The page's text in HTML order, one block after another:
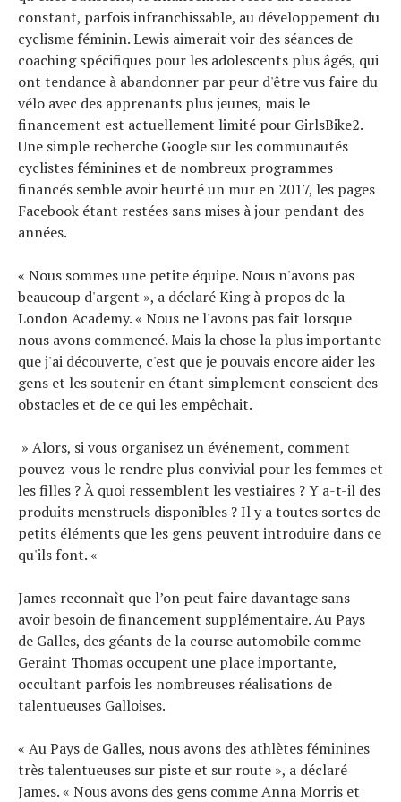
constant, parfois infranchissable, au développement du
cyclisme féminin. Lewis aimerait voir des séances de
coaching spécifiques pour les adolescents plus âgés, qui
ont tendance à abandonner par peur d'être vus faire du
vélo avec des apprenants plus jeunes, mais le
financement est actuellement limité pour GirlsBike2.
Une simple recherche Google sur les communautés
cyclistes féminines et de nombreux programmes
financés semble avoir heurté un mur en 2017, les pages
Facebook étant restées sans mises à jour pendant des
années.
« Nous sommes une petite équipe. Nous n'avons pas
beaucoup d'argent », a déclaré King à propos de la
London Academy. « Nous ne l'avons pas fait lorsque
nous avons commencé. Mais la chose la plus importante
que j'ai découverte, c'est que je pouvais encore aider les
gens et les soutenir en étant simplement conscient des
obstacles et de ce qui les empêchait.
» Alors, si vous organisez un événement, comment
pouvez-vous le rendre plus convivial pour les femmes et
les filles ? À quoi ressemblent les vestiaires ? Y a-t-il des
produits menstruels disponibles ? Il y a toutes sortes de
petits éléments que les gens peuvent introduire dans ce
qu'ils font. «
James reconnaît que l’on peut faire davantage sans
avoir besoin de financement supplémentaire. Au Pays
de Galles, des géants de la course automobile comme
Geraint Thomas occupent une place importante,
occultant parfois les nombreuses réalisations de
talentueuses Galloises.
« Au Pays de Galles, nous avons des athlètes féminines
très talentueuses sur piste et sur route », a déclaré
James. « Nous avons des gens comme Anna Morris et